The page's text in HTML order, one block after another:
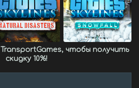
TransportGames, чтобы получить
скидку 10%!